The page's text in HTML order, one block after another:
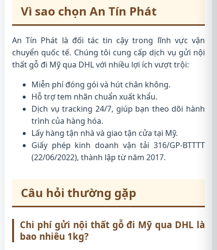
Vì sao chọn An Tín Phát
An Tín Phát là đối tác tin cậy trong lĩnh vực vận
chuyển quốc tế. Chúng tôi cung cấp dịch vụ gửi nội
thất gỗ đi Mỹ qua DHL với nhiều lợi ích vượt trội:
Miễn phí đóng gói và hút chân không.
Hỗ trợ tem nhãn chuẩn xuất khẩu.
Dịch vụ tracking 24/7, giúp bạn theo dõi hành
trình của hàng hóa.
Lấy hàng tận nhà và giao tận cửa tại Mỹ.
Giấy phép kinh doanh vận tải 316/GP-BTTTT
(22/06/2022), thành lập từ năm 2017.
Câu hỏi thường gặp
Chi phí gửi nội thất gỗ đi Mỹ qua DHL là
bao nhiêu 1kg?